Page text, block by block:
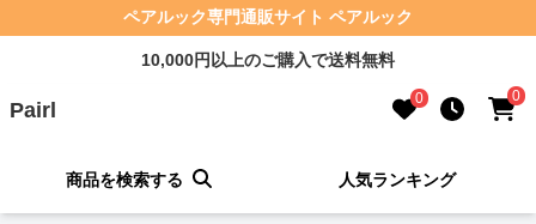
ペアルック専門通販サイト ペアルック
10,000円以上のご購入で送料無料
Pairl 0 0
商品を検索する 人気ランキング